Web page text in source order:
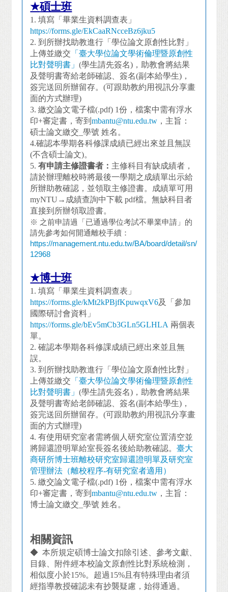
★碩士班
1.填寫「畢業生資料調查表」
https://forms.gle/EkCaaRNcceBz6jku5
2.到所辦找助教進行「學位論文原創性比對」
上傳並繳交 「臺大學位論文學術倫理暨原創性
比對聲明書」(學生請先簽名)，助教會將結果
及聲明書寄給老師確認、簽名(副本給學生)，
簽完送回所辦留存。(可跟助教約用視訊分享畫
面的方式辦理)
3.繳交論文電子檔(.pdf) 1份，檔案中需有浮水
印+審定書，寄到mbantu@ntu.edu.tw ，主旨：
碩士論文繳交_學號 姓名。
4.確認本學期各科修課成績已經出來並且無誤
(不含碩士論文)。
5.有申請主修證書者： 主修科目有缺成績者，
請於辦理離校時將最後一學期之成績單出示給
所辦助教確認，並領取主修證書。成績單可用
myNTU→成績查詢中下載 pdf檔。無缺科目者
直接到所辦領取證書。
※ 之前申請過「已通過學位考試不畢業申請」的
請先參考如何開通離校手續：
https://management.ntu.edu.tw/BA/board/detail/sn/
12968
★博士班
1.填寫「畢業生資料調查表」
https://forms.gle/kMt2kPBjfKpuwqxV6及「參加
國際研討會資料」
https://forms.gle/bEv5mCb3GLn5GLHLA 兩個表
單。
2.確認本學期各科修課成績已經出來並且無
誤。
3.到所辦找助教進行「學位論文原創性比對」
上傳並繳交 「臺大學位論文學術倫理暨原創性
比對聲明書」(學生請先簽名)，助教會將結果
及聲明書寄給老師確認、簽名(副本給學生)，
簽完送回所辦留存。(可跟助教約用視訊分享畫
面的方式辦理)
4. 有使用研究室者需將個人研究室位置清空並
將歸還證明單給室長簽名後給助教確認。臺大
商研所博士班離校研究室歸還證明單及研究室
管理辦法（離校程序-有研究室者適用）
5.繳交論文電子檔(.pdf) 1份，檔案中需有浮水
印+審定書，寄到mbantu@ntu.edu.tw ，主旨：
博士論文繳交_學號 姓名。
相關資訊
◆ 本所規定碩博士論文扣除引述、參考文獻、
目錄、附件經本校論文原創性比對系統檢測，
相似度小於15%。超過15%且有特殊理由者須
經指導教授確認未有抄襲疑慮，始得通過。